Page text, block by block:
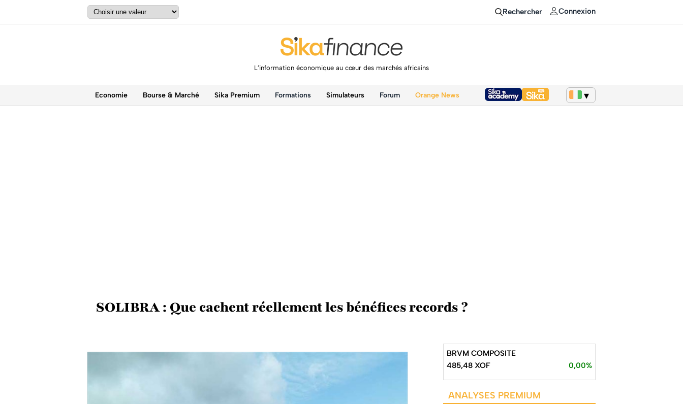
Rechercher Connexion
L’information économique au cœur des marchés africains
Economie Bourse & Marché Sika Premium Formations Simulateurs Forum Orange News
SOLIBRA : Que cachent réellement les bénéfices records ?
BRVM COMPOSITE
485,48 XOF
0,00%
ANALYSES PREMIUM